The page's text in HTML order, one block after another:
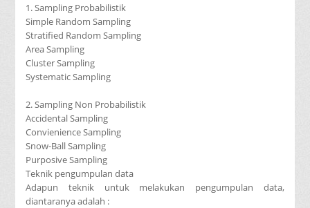
1. Sampling Probabilistik
Simple Random Sampling
Stratified Random Sampling
Area Sampling
Cluster Sampling
Systematic Sampling
2. Sampling Non Probabilistik
Accidental Sampling
Convienience Sampling
Snow-Ball Sampling
Purposive Sampling
Teknik pengumpulan data
Adapun teknik untuk melakukan pengumpulan data,
diantaranya adalah :